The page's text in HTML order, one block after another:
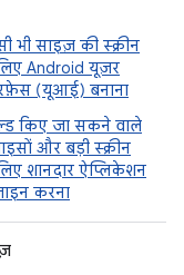
भी साइज़ की स्क्रीन
Android यूज़र
(यूआई) बनाना
किए जा सकने वाले
और बड़ी स्क्रीन
शानदार ऐप्लिकेशन
करना